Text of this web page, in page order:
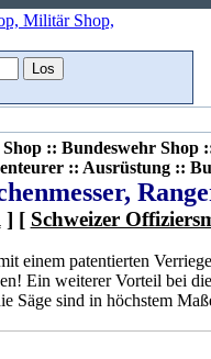
:: Bundeswehr Shop
:: Ausrüstung ::
] [ Schweizer
einem patentierten
Ein weiterer Vorteil bei
Säge sind in höchstem